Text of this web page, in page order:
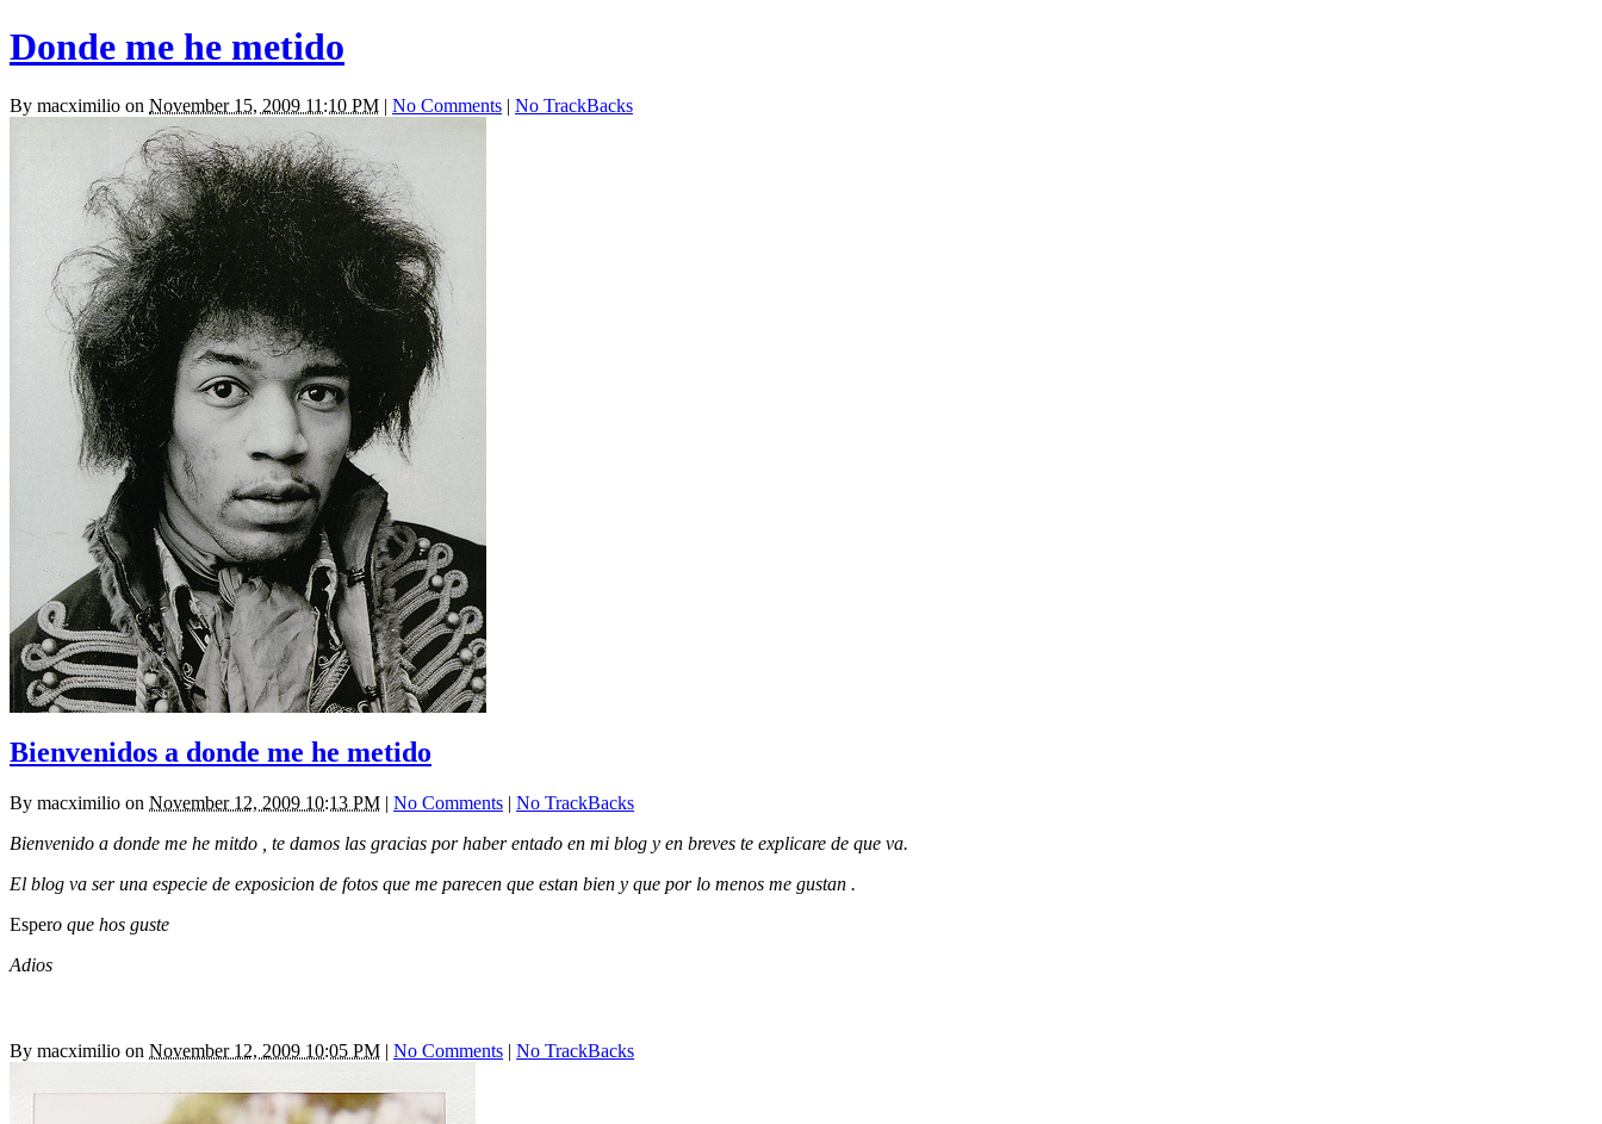
Donde me he metido
By macximilio on November 15, 2009 11:10 PM | No Comments | No TrackBacks
Bienvenidos a donde me he metido
By macximilio on November 12, 2009 10:13 PM | No Comments | No TrackBacks
Bienvenido a donde me he mitdo , te damos las gracias por haber entado en mi blog y en breves te explicare de que va.
El blog va ser una especie de exposicion de fotos que me parecen que estan bien y que por lo menos me gustan .
Espero que hos guste
Adios
By macximilio on November 12, 2009 10:05 PM | No Comments | No TrackBacks